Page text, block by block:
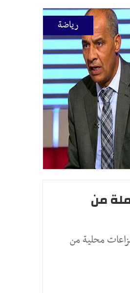
رياضة
من
محلية من